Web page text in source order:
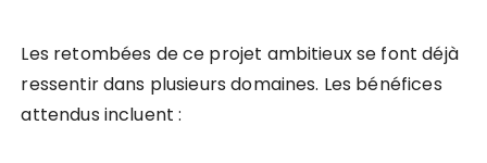
Les retombées de ce projet ambitieux se font déjà
ressentir dans plusieurs domaines. Les bénéfices
attendus incluent :